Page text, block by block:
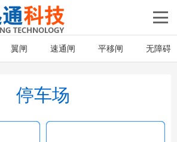
翼闸 速通闸 平移闸 无障碍
停车场